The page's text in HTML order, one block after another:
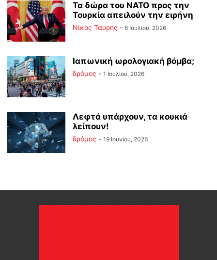
Τα δώρα του ΝΑΤΟ προς την
Τουρκία απειλούν την ειρήνη
Νίκος Ταυρής - 6 Ιουλίου, 2026
Ιαπωνική ωρολογιακή βόμβα;
δρόμος - 1 Ιουλίου, 2026
Λεφτά υπάρχουν, τα κουκιά
λείπουν!
δρόμος - 19 Ιουνίου, 2026